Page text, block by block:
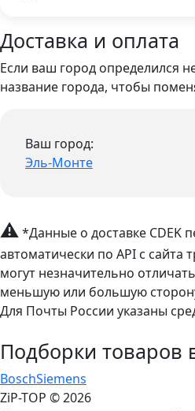
Доставка и оплата
Если ваш город определился
название города, чтобы
Ваш город:
Эль-Монте
⚠*Данные о доставке CDEK
автоматически по API с сайта
могут незначительно
меньшую или большую
Для Почты России указаны
Подборки товаров
BoschSiemens
ZiP-TOP © 2026